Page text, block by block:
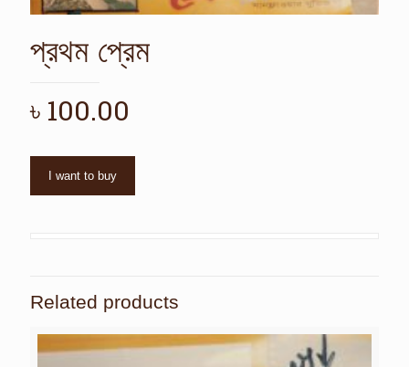
প্রথম প্রেম
৳ 100.00
I want to buy
Related products